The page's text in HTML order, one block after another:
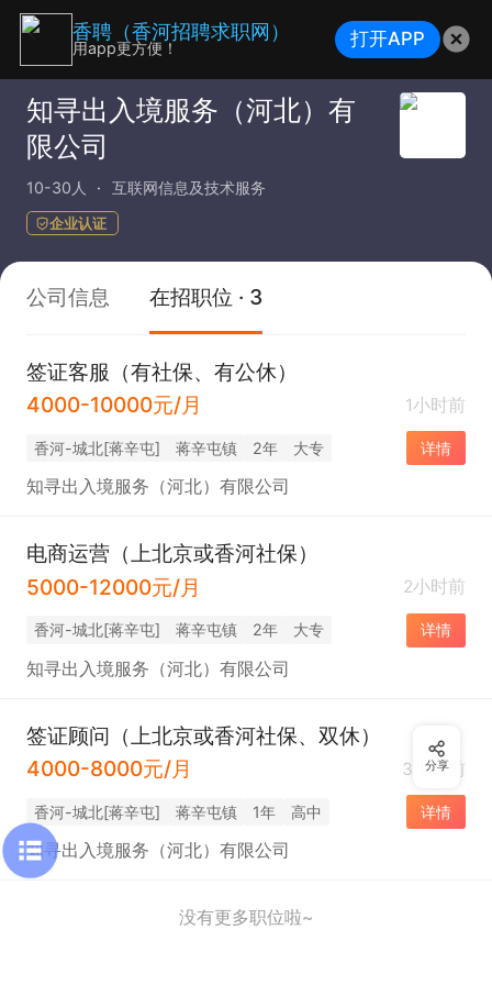
知寻出入境服务（河北）有
限公司
10-30人 互联网信息及技术服务
企业认证
公司信息 在招职位 · 3
签证客服（有社保、有公休）
4000-10000元/月
1小时前
香河-城北[蒋辛屯] 蒋辛屯镇 2年 大专 详情
知寻出入境服务（河北）有限公司
电商运营（上北京或香河社保）
5000-12000元/月
2小时前
香河-城北[蒋辛屯] 蒋辛屯镇 2年 大专 详情
知寻出入境服务（河北）有限公司
签证顾问（上北京或香河社保、双休）
4000-8000元/月
3小时前
香河-城北[蒋辛屯] 蒋辛屯镇 1年 高中 详情
知寻出入境服务（河北）有限公司
没有更多职位啦~
分享
香聘（香河招聘求职网）
用app更方便！ 打开APP